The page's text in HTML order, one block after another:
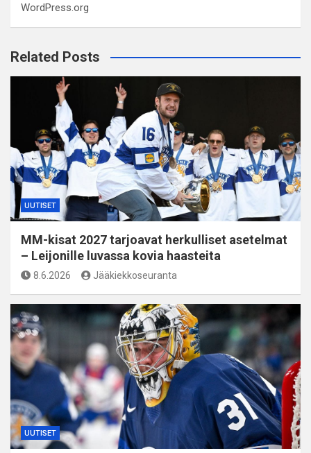
WordPress.org
Related Posts
UUTISET
MM-kisat 2027 tarjoavat herkulliset asetelmat
– Leijonille luvassa kovia haasteita
8.6.2026 Jääkiekkoseuranta
UUTISET